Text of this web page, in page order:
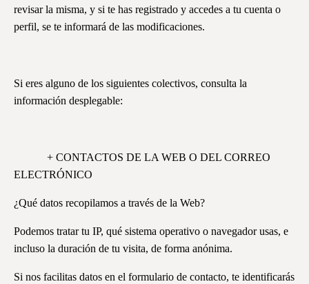
revisar la misma, y si te has registrado y accedes a tu cuenta o
perfil, se te informará de las modificaciones.
Si eres alguno de los siguientes colectivos, consulta la
información desplegable:
+ CONTACTOS DE LA WEB O DEL CORREO
ELECTRÓNICO
¿Qué datos recopilamos a través de la Web?
Podemos tratar tu IP, qué sistema operativo o navegador usas, e
incluso la duración de tu visita, de forma anónima.
Si nos facilitas datos en el formulario de contacto, te identificarás